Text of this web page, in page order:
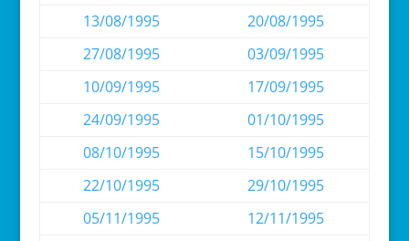
13/08/1995
20/08/1995
27/08/1995
03/09/1995
10/09/1995
17/09/1995
24/09/1995
01/10/1995
08/10/1995
15/10/1995
22/10/1995
29/10/1995
05/11/1995
12/11/1995